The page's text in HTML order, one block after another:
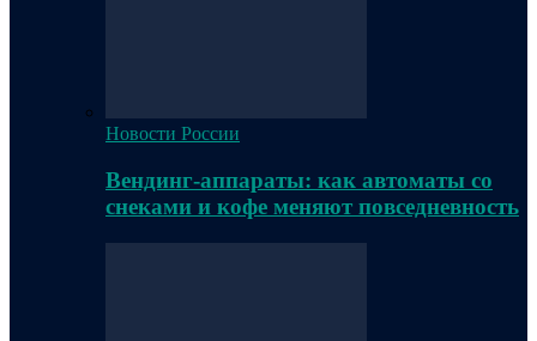
Новости России
Вендинг-аппараты: как автоматы со
снеками и кофе меняют повседневность